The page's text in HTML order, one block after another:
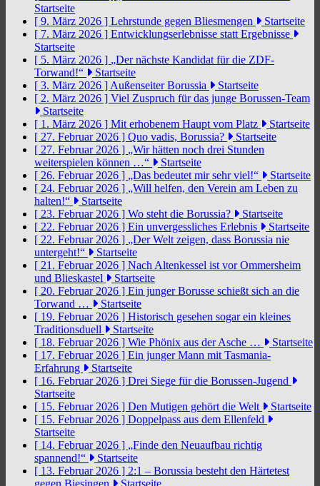
Startseite
[ 9. März 2026 ] Lehrstunde gegen Bliesmengen
Startseite
[ 7. März 2026 ] Entwicklungserlebnisse statt Ergebnisse
Startseite
[ 5. März 2026 ] „Der nächste Kandidat für die ZDF-
Torwand!“
Startseite
[ 3. März 2026 ] Außenseiter Borussia
Startseite
[ 2. März 2026 ] Viel Zuspruch für das junge Borussen-Team
Startseite
[ 1. März 2026 ] Mit erhobenem Haupt vom Platz
Startseite
[ 27. Februar 2026 ] Quo vadis, Borussia?
Startseite
[ 27. Februar 2026 ] „Wir hätten noch drei Stunden
weiterspielen können …“
Startseite
[ 26. Februar 2026 ] „Das bedeutet mir sehr viel!“
Startseite
[ 24. Februar 2026 ] „Will helfen, den Verein am Leben zu
halten!“
Startseite
[ 23. Februar 2026 ] Wo steht die Borussia?
Startseite
[ 22. Februar 2026 ] Ein unvergessliches Erlebnis
Startseite
[ 22. Februar 2026 ] „Der Welt zeigen, dass Borussia nie
untergeht!“
Startseite
[ 21. Februar 2026 ] Nach Altenkessel ist vor Ommersheim
und Blieskastel
Startseite
[ 20. Februar 2026 ] Ein junger Borusse schießt sich an die
Torwand …
Startseite
[ 19. Februar 2026 ] Historisch gesehen sogar ein kleines
Traditionsduell
Startseite
[ 18. Februar 2026 ] Wie Phönix aus der Asche …
Startseite
[ 17. Februar 2026 ] Ein junger Mann mit Tasmania-
Erfahrung
Startseite
[ 16. Februar 2026 ] Drei Siege für die Borussen-Jugend
Startseite
[ 15. Februar 2026 ] Den Mutigen gehört die Welt
Startseite
[ 15. Februar 2026 ] Doppelpass aus dem Ellenfeld
Startseite
[ 14. Februar 2026 ] „Finde den Neuaufbau richtig
spannend!“
Startseite
[ 13. Februar 2026 ] 2:1 – Borussia besteht den Härtetest
gegen Biesingen
Startseite